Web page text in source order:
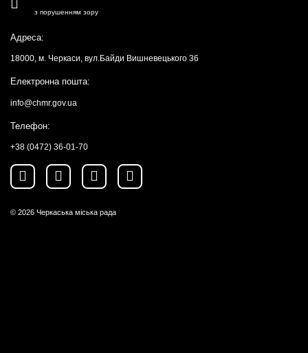
з порушенням зору
Адреса:
18000, м. Черкаси, вул.Байди Вишневецького 36
Електронна пошта:
info@chmr.gov.ua
Телефон:
+38 (0472) 36-01-70
© 2026 Черкаська міська рада